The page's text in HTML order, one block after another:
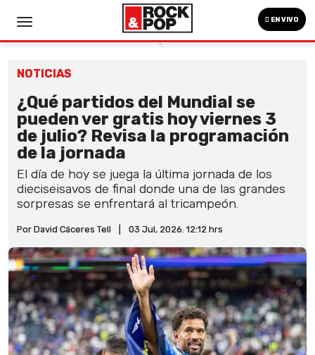
EN VIVO
NOTICIAS
¿Qué partidos del Mundial se
pueden ver gratis hoy viernes 3
de julio? Revisa la programación
de la jornada
El día de hoy se juega la última jornada de los
dieciseisavos de final donde una de las grandes
sorpresas se enfrentará al tricampeón.
Por David Cáceres Tell 03 Jul, 2026. 12:12 hrs